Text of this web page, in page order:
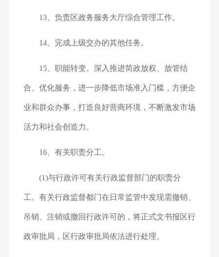
13、负责区政务服务大厅综合管理工作。
14、完成上级交办的其他任务。
15、职能转变。深入推进简政放权、放管结
合、优化服务，进一步降低市场准入门槛，方便企
业和群众办事，打造良好营商环境，不断激发市场
活力和社会创造力。
16、有关职责分工。
(1)与行政许可有关行政监督部门的职责分
工。有关行政监督都门在日常监管中发现需撤销、
吊销、注销或撤回行政许可的，将正式文书报区行
政审批局，区行政审批局依法进行处理。